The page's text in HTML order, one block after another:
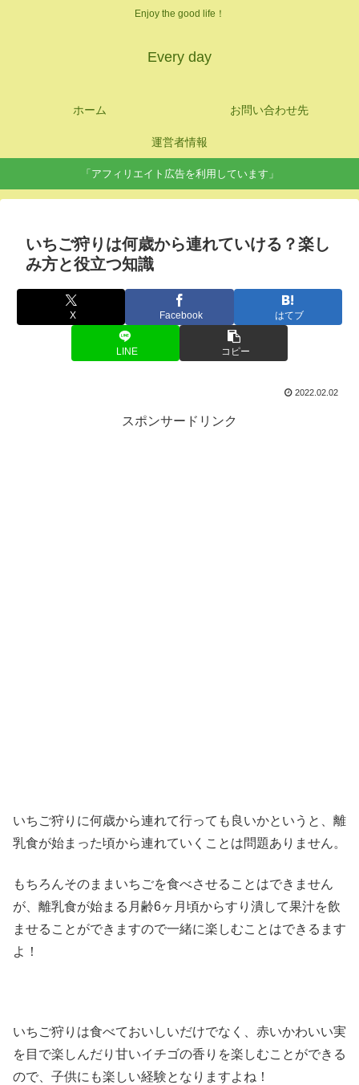
Enjoy the good life！
Every day
ホーム お問い合わせ先
運営者情報
「アフィリエイト広告を利用しています」
いちご狩りは何歳から連れていける？楽し
み方と役立つ知識
X Facebook はてブ
LINE コピー
2022.02.02
スポンサードリンク
いちご狩りに何歳から連れて行っても良いかというと、離
乳食が始まった頃から連れていくことは問題ありません。
もちろんそのままいちごを食べさせることはできません
が、離乳食が始まる月齢6ヶ月頃からすり潰して果汁を飲
ませることができますので一緒に楽しむことはできるます
よ！
いちご狩りは食べておいしいだけでなく、赤いかわいい実
を目で楽しんだり甘いイチゴの香りを楽しむことができる
ので、子供にも楽しい経験となりますよね！